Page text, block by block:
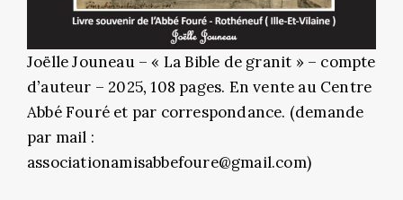
Joëlle Jouneau – « La Bible de granit » – compte
d’auteur – 2025, 108 pages. En vente au Centre
Abbé Fouré et par correspondance. (demande
par mail :
associationamisabbefoure@gmail.com)